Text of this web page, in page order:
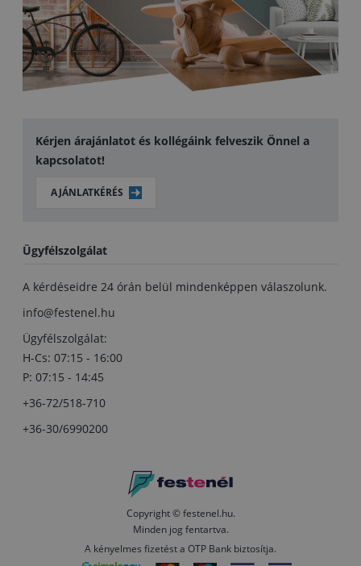
Kérjen árajánlatot és kollégáink felveszik Önnel a
kapcsolatot!
AJÁNLATKÉRÉS
Ügyfélszolgálat
A kérdéseidre 24 órán belül mindenképpen válaszolunk.
info@festenel.hu
Ügyfélszolgálat:
H-Cs: 07:15 - 16:00
P: 07:15 - 14:45
+36-72/518-710
+36-30/6990200
Copyright © festenel.hu.
Minden jog fentartva.
A kényelmes fizetést a OTP Bank biztosítja.